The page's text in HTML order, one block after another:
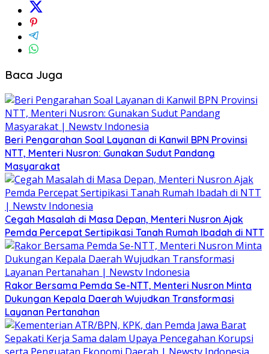
Baca Juga
Beri Pengarahan Soal Layanan di Kanwil BPN Provinsi
NTT, Menteri Nusron: Gunakan Sudut Pandang
Masyarakat
Cegah Masalah di Masa Depan, Menteri Nusron Ajak
Pemda Percepat Sertipikasi Tanah Rumah Ibadah di NTT
Rakor Bersama Pemda Se-NTT, Menteri Nusron Minta
Dukungan Kepala Daerah Wujudkan Transformasi
Layanan Pertanahan